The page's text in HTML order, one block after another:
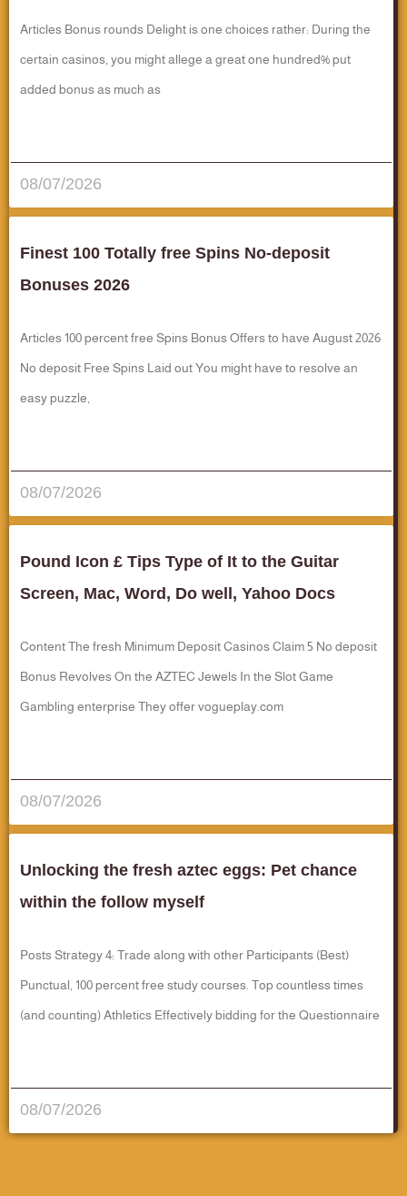
Articles Bonus rounds Delight is one choices rather: During the
certain casinos, you might allege a great one hundred% put
added bonus as much as
08/07/2026
Finest 100 Totally free Spins No-deposit
Bonuses 2026
Articles 100 percent free Spins Bonus Offers to have August 2026
No deposit Free Spins Laid out You might have to resolve an
easy puzzle,
08/07/2026
Pound Icon £ Tips Type of It to the Guitar
Screen, Mac, Word, Do well, Yahoo Docs
Content The fresh Minimum Deposit Casinos Claim 5 No deposit
Bonus Revolves On the AZTEC Jewels In the Slot Game
Gambling enterprise They offer vogueplay.com
08/07/2026
Unlocking the fresh aztec eggs: Pet chance
within the follow myself
Posts Strategy 4: Trade along with other Participants (Best)
Punctual, 100 percent free study courses. Top countless times
(and counting) Athletics Effectively bidding for the Questionnaire
08/07/2026